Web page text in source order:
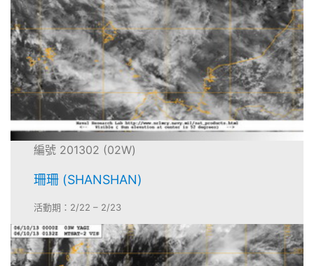
編號 201302 (02W)
珊珊 (SHANSHAN)
活動期：2/22 – 2/23